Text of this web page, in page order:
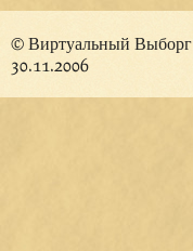
© Виртуальный Выборг
30.11.2006